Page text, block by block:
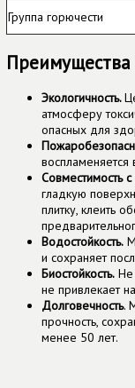
Группа горючести
Преимущества
Экологичность.
атмосферу
опасных для
воспламеняется
Совместимость
гладкую
плитку, клеить
Водостойкость.
и сохраняет
Биостойкость. Не
не привлекает
Долговечность.
прочность,
менее 50 лет.